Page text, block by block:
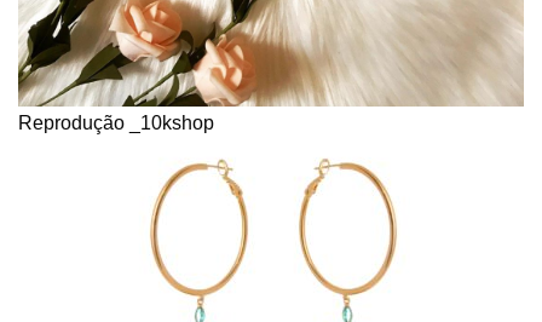
Reprodução _10kshop